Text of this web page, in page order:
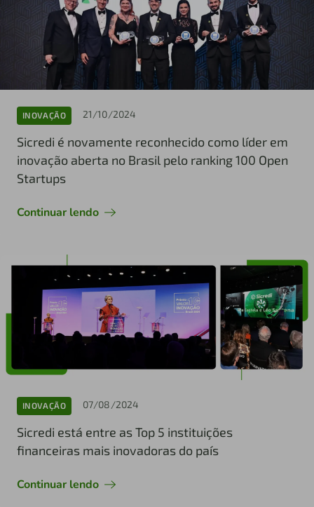
INOVAÇÃO 21/10/2024
Sicredi é novamente reconhecido como líder em
inovação aberta no Brasil pelo ranking 100 Open
Startups
Continuar lendo
INOVAÇÃO 07/08/2024
Sicredi está entre as Top 5 instituições
financeiras mais inovadoras do país
Continuar lendo